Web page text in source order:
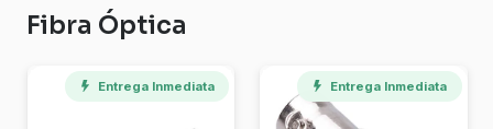
Fibra Óptica
Entrega Inmediata